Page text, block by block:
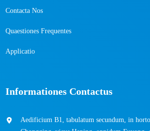
Contacta Nos
Quaestiones Frequentes
Applicatio
Informationes Contactus
Aedificium B1, tabulatum secundum, in